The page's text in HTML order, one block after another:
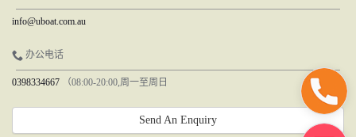
info@uboat.com.au
办公电话
0398334667 （08:00-20:00,周一至周日
Send An Enquiry